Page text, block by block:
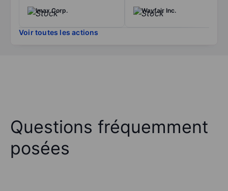
Imax Corp. Wayfair Inc.
Voir toutes les actions
Questions fréquemment
posées